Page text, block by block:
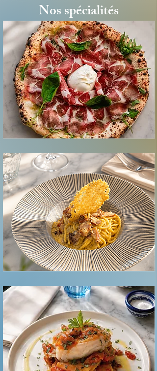
Nos spécialités